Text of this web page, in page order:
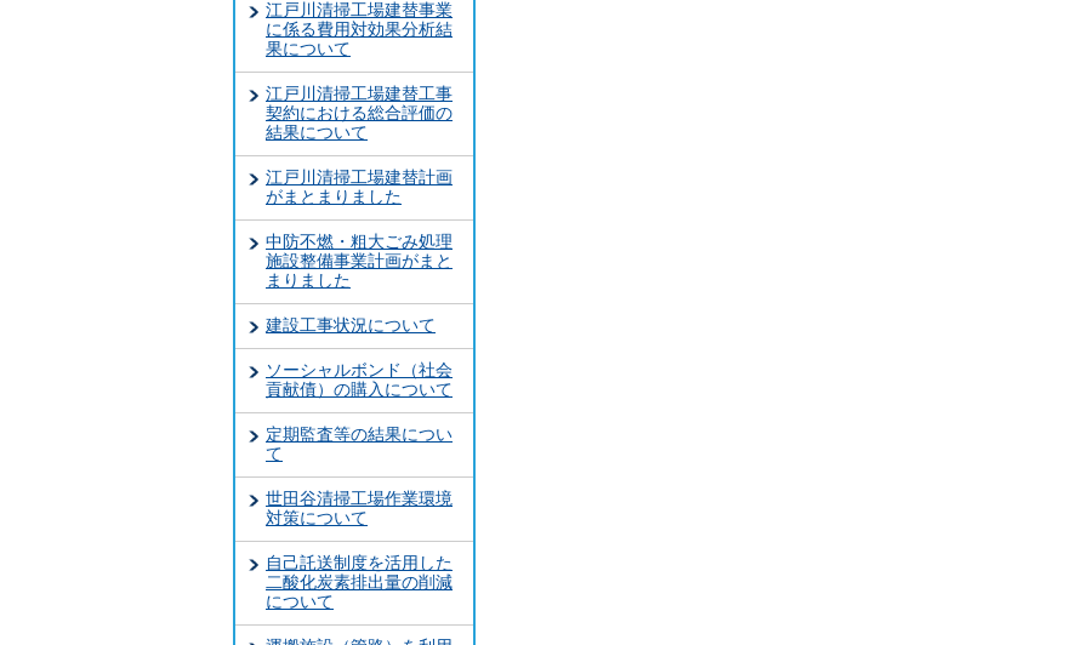
江戸川清掃工場建替事業
に係る費用対効果分析結
果について
江戸川清掃工場建替工事
契約における総合評価の
結果について
江戸川清掃工場建替計画
がまとまりました
中防不燃・粗大ごみ処理
施設整備事業計画がまと
まりました
建設工事状況について
ソーシャルボンド（社会
貢献債）の購入について
定期監査等の結果につい
て
世田谷清掃工場作業環境
対策について
自己託送制度を活用した
二酸化炭素排出量の削減
について